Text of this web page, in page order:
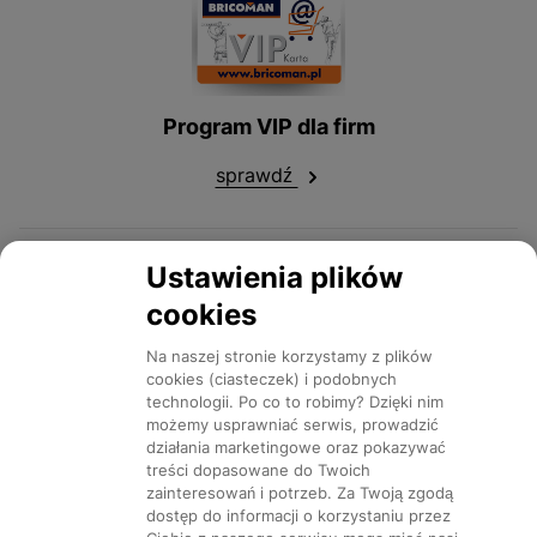
transport i instalację. Dodatkowo, produkt objęty jest 2-
letnią gwarancją, co potwierdza jego wysoką jakość i
remontach, gdzie potrzebne są szybkie i efektywne
rozwiązania. Może być również używana do tworzenia
osłon ochronnych, co jest szczególnie przydatne w
miejscach, gdzie wymagane jest zabezpieczenie przed
kurzem, wilgocią czy innymi czynnikami zewnętrznymi.
Dzięki swoim właściwościom, folia ta jest również popularna
w przemyśle i rzemiośle, gdzie służy do produkcji różnego
rodzaju osłon i zabezpieczeń.
Program VIP dla firm
sprawdź
Zamów jak lubisz
Odbierz jak chcesz
Ustawienia plików
cookies
Na naszej stronie korzystamy z plików
cookies (ciasteczek) i podobnych
technologii. Po co to robimy? Dzięki nim
możemy usprawniać serwis, prowadzić
działania marketingowe oraz pokazywać
treści dopasowane do Twoich
zainteresowań i potrzeb. Za Twoją zgodą
dostęp do informacji o korzystaniu przez